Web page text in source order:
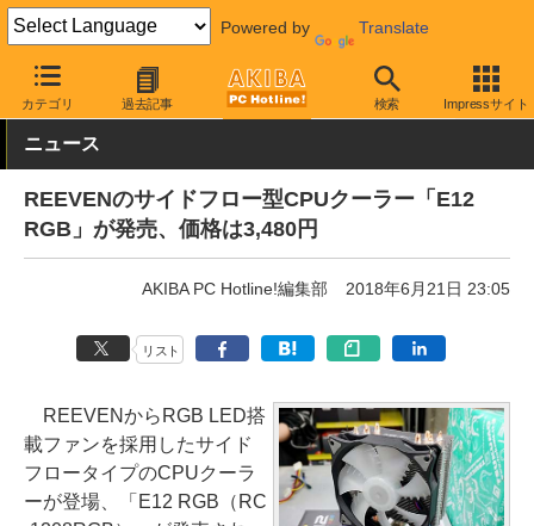
Powered by Translate
カテゴリ 過去記事 検索 Impressサイト
AKIBA PC Hotline! PCパーツ CPUクーラー サイズ
ニュース
REEVENのサイドフロー型CPUクーラー「E12
RGB」が発売、価格は3,480円
AKIBA PC Hotline!編集部 2018年6月21日 23:05
リスト
REEVENからRGB LED搭
載ファンを採用したサイド
フロータイプのCPUクーラ
ーが登場、「E12 RGB（RC